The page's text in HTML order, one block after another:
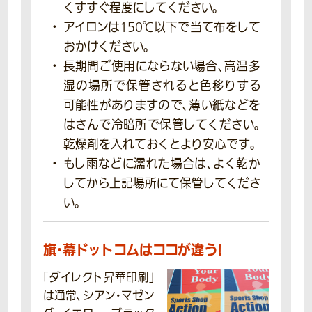
くすすぐ程度にしてください。
アイロンは150℃以下で当て布をして
おかけください。
長期間ご使用にならない場合、高温多
湿の場所で保管されると色移りする
可能性がありますので、薄い紙などを
はさんで冷暗所で保管してください。
乾燥剤を入れておくとより安心です。
もし雨などに濡れた場合は、よく乾か
してから上記場所にて保管してくださ
い。
旗・幕ドットコムはココが違う！
「ダイレクト昇華印刷」
は通常、シアン・マゼン